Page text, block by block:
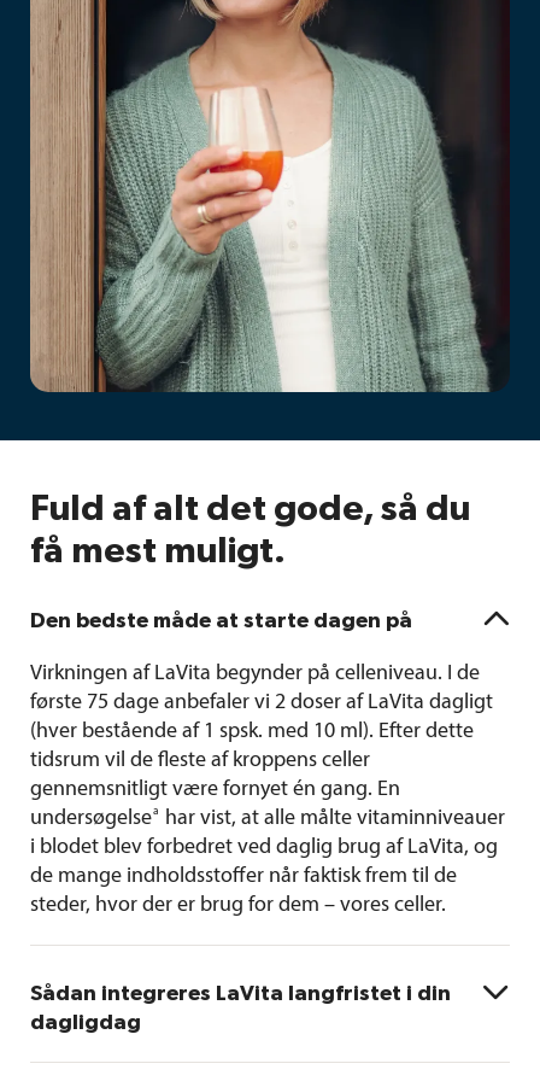
Fuld af alt det gode, så du
få mest muligt.
Den bedste måde at starte dagen på 
Virkningen af LaVita begynder på celleniveau. I de
første 75 dage anbefaler vi 2 doser af LaVita dagligt
(hver bestående af 1 spsk. med 10 ml). Efter dette
tidsrum vil de fleste af kroppens celler
gennemsnitligt være fornyet én gang. En
undersøgelsea
har vist, at alle målte vitaminniveauer
i blodet blev forbedret ved daglig brug af LaVita, og
de mange indholdsstoffer når faktisk frem til de
steder, hvor der er brug for dem – vores celler.
Sådan integreres LaVita langfristet i din
dagligdag
